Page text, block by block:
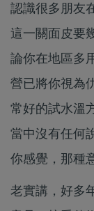
認識很多朋友
這一關面皮要
論你在地區多
營已將你視為
常好的試水溫
當中沒有任何
你感覺，那種
老實講，好多